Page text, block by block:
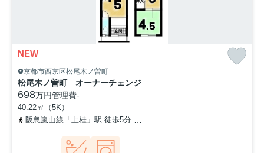
NEW
京都市西京区松尾木ノ曽町
松尾木ノ曽町 オーナーチェンジ
698万円管理費-
40.22㎡（5K）
阪急嵐山線「上桂」駅 徒歩5分